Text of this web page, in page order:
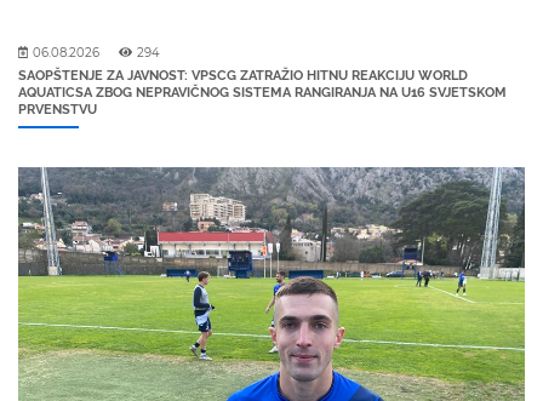
06.08.2026 294
SAOPŠTENJE ZA JAVNOST: VPSCG ZATRAŽIO HITNU REAKCIJU WORLD
AQUATICSA ZBOG NEPRAVIČNOG SISTEMA RANGIRANJA NA U16 SVJETSKOM
PRVENSTVU